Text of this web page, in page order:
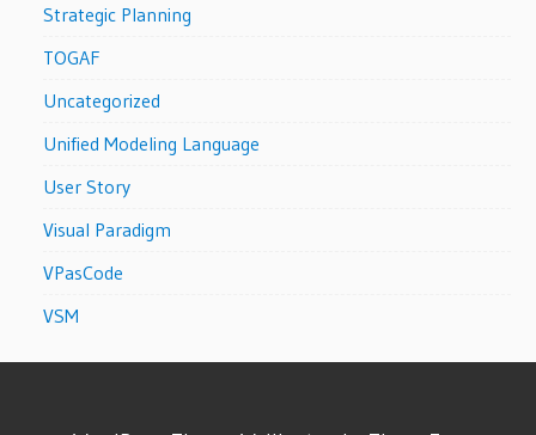
Strategic Planning
TOGAF
Uncategorized
Unified Modeling Language
User Story
Visual Paradigm
VPasCode
VSM